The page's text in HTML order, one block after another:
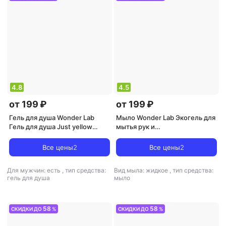
универсальный
4.8
от 199 ₽
Гель для душа Wonder Lab
Гель для душа Just yellow
фрукты, 550 мл
Все цены2
Для мужчин: есть , тип средства:
гель для душа
4.5
от 199 ₽
Мыло Wonder Lab Экогель для
мытья рук и
Все цены2
Вид мыла: жидкое , тип средства:
мыло
СКИДКИ ДО 58 % СКИДКИ ДО 58 %